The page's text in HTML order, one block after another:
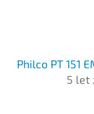
Philco PT 151
5 let